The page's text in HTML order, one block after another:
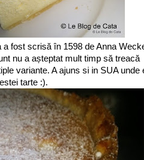
fost scrisă în 1598 de Anna
nu a așteptat mult timp să treacă
variante. A ajuns si in SUA unde
tarte :).